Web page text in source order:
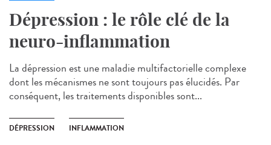
Dépression : le rôle clé de la
neuro-inflammation
La dépression est une maladie multifactorielle complexe
dont les mécanismes ne sont toujours pas élucidés. Par
conséquent, les traitements disponibles sont...
DÉPRESSION INFLAMMATION